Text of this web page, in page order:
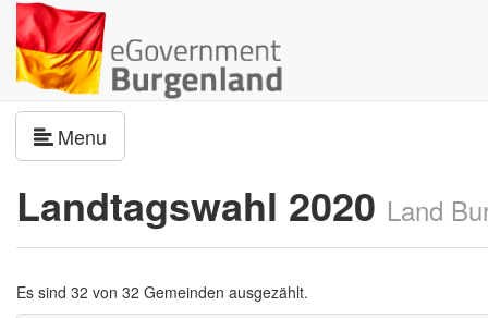
Menu
Landtagswahl 2020 Land
Es sind 32 von 32 Gemeinden ausgezählt.